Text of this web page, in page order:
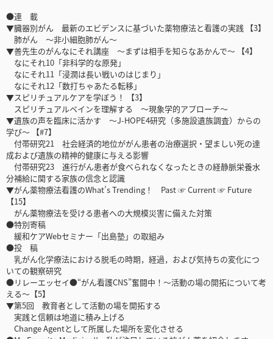
●連 載
▼臓器別がん 最新のエビデンスに基づいた薬物療法と看護の実践 【3】
肺がん ～非小細胞肺がん～
▼善先生のがんなにそれ講座 ～まずは相手を知らなあかんで～ 【4】
なにそれ10「非科学的な原発」
なにそれ11「浸潤は長い戦いのはじまり」
なにそれ12「数打ちゃあたる転移」
▼スピリチュアルケアを学ぼう！ 【3】
スピリチュアルペインを理解する ～現象学的アプローチ～
▼遺族の声を臨床に活かす ～J-HOPE4研究（多施設遺族調査）からの
学び～ 【#7】
付帯研究21 社会経済的地位ががん患者の治療選択・望ましい死の達
成および遺族の精神的健康に与える影響
付帯研究23 進行がん患者が食べられなくなったときの経静脈栄養水
分補給に関する家族の信念と認識
▼がん薬物療法看護のWhat’s Trending！ Past ☞ Current ☞ Future
【15】
がん薬物療法を受ける患者への大規模災害に備えた対策
●特別寄稿
緩和ケアWebセミナー「出島塾」の取組み
●投 稿
乳がん化学療法における脱毛の時期，経過，および気持ちの変化につ
いての観察研究
●リレーエッセイ●“がん看護CNS”奮闘中！～活動の場の開拓について考
える～【5】
▼第5回 教育者として活動の場を開拓する
実践と信頼は地道に積み上げる
Change Agentとして所属した場所を変化させる